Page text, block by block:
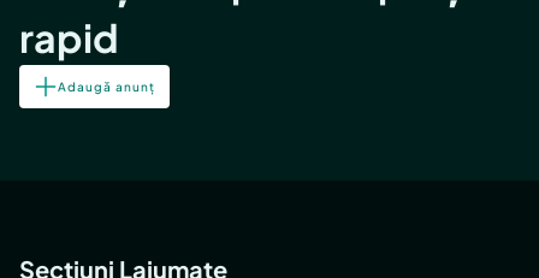
rapid
Adaugă anunț
Secțiuni Lajumate